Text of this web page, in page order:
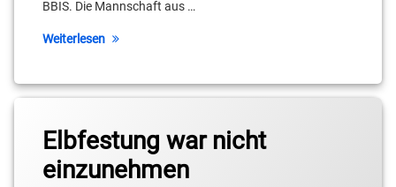
BBIS. Die Mannschaft aus …
Weiterlesen
Gutsche
Jaime
Meißner
Joanic
Grüttner
Bacoul
Elbfestung war nicht
einzunehmen
2.
Basketball-
Bundesliga
Pro B